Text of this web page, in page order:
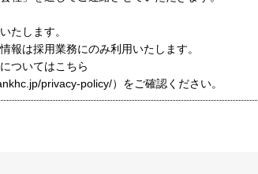
たします。
報は採用業務にのみ利用いたします。
ついてはこちら
privacy-policy/）をご確認ください。